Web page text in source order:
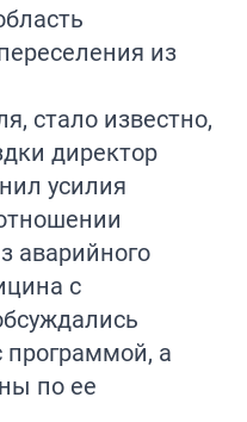
из
стало известно,
директор
усилия
аварийного
с
а
по ее